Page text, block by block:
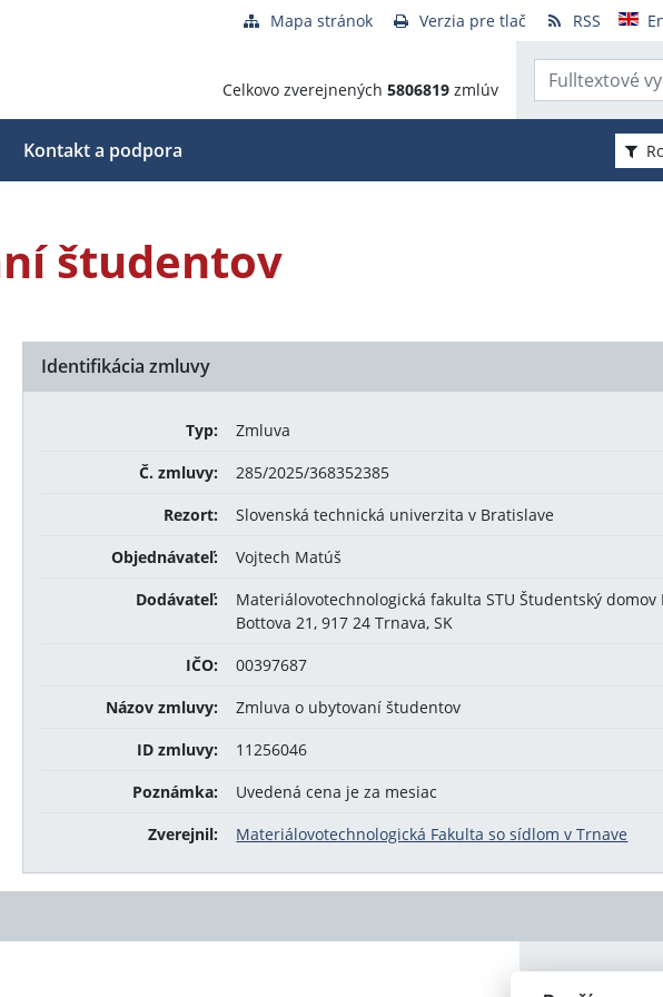
Mapa stránok Verzia pre tlač RSS
Celkovo zverejnených 5806819 zmlúv
Kontakt a podpora
študentov
Identifikácia zmluvy
Typ:
Zmluva
Č. zmluvy:
285/2025/368352385
Rezort:
Slovenská technická univerzita v Bratislave
Objednávateľ:
Vojtech Matúš
Dodávateľ:
Materiálovotechnologická fakulta STU Študentský domov
Bottova 21, 917 24 Trnava, SK
IČO:
00397687
Názov zmluvy:
Zmluva o ubytovaní študentov
ID zmluvy:
11256046
Poznámka:
Uvedená cena je za mesiac
Zverejnil:
Materiálovotechnologická Fakulta so sídlom v Trnave
Celková čiastka: